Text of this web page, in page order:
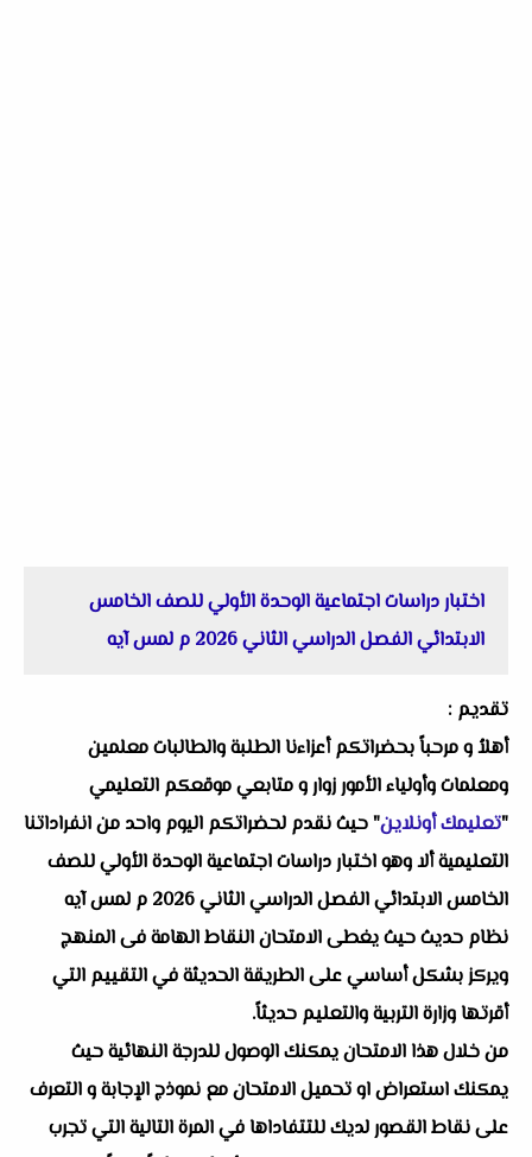
اختبار دراسات اجتماعية الوحدة الأولي للصف الخامس
الابتدائي الفصل الدراسي الثاني 2026 م لمس آيه
تقديم :
أهلاُ و مرحباً بحضراتكم أعزاءنا الطلبة والطالبات معلمين
ومعلمات وأولياء الأمور زوار و متابعي موقعكم التعليمي
"تعليمك أونلاين" حيث نقدم لحضراتكم اليوم واحد من انفراداتنا
التعليمية ألا وهو اختبار دراسات اجتماعية الوحدة الأولي للصف
الخامس الابتدائي الفصل الدراسي الثاني 2026 م لمس آيه
نظام حديث حيث يغطى الامتحان النقاط الهامة فى المنهج
ويركز بشكل أساسي على الطريقة الحديثة في التقييم التي
أقرتها وزارة التربية والتعليم حديثاً.
من خلال هذا الامتحان يمكنك الوصول للدرجة النهائية حيث
يمكنك استعراض او تحميل الامتحان مع نموذج الإجابة و التعرف
على نقاط القصور لديك للتتفاداها في المرة التالية التي تجرب